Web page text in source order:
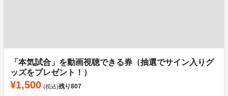
「本気試合」を動画視聴できる券（抽選でサイン入りグ
ッズをプレゼント！）
¥1,500 (税込)残り807